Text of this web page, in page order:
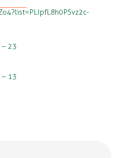
– 23
– 13